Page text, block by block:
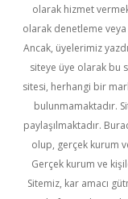
olarak hizmet
olarak denetleme
Ancak, üyelerimiz
siteye üye olarak bu
sitesi, herhangi bir
bulunmamaktadır.
paylaşılmaktadır.
olup, gerçek kurum
Gerçek kurum ve
Sitemiz, kar amacı